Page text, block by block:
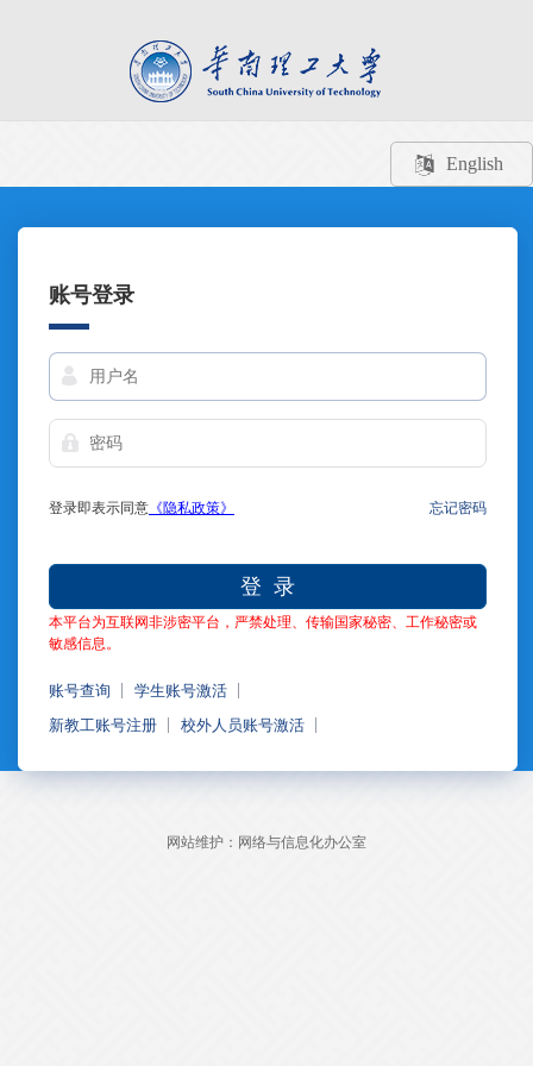
English
账号登录
登录即表示同意 《隐私政策》 忘记密码
登 录
本平台为互联网非涉密平台，严禁处理、传输国家秘密、工作秘密或
敏感信息。
账号查询
学生账号激活
新教工账号注册
校外人员账号激活
网站维护：网络与信息化办公室